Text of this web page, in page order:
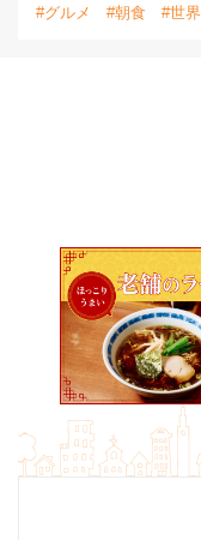
#グルメ #朝食 #世界